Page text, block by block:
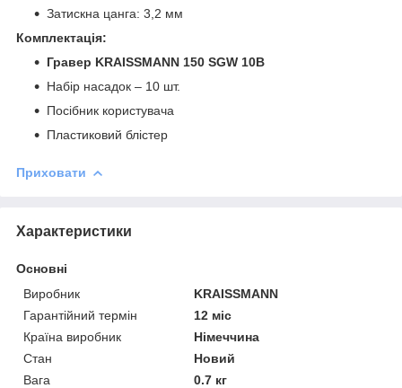
Затискна цанга: 3,2 мм
Комплектація:
Гравер KRAISSMANN 150 SGW 10B
Набір насадок – 10 шт.
Посібник користувача
Пластиковий блістер
Приховати
Характеристики
Основні
Виробник
KRAISSMANN
Гарантійний термін
12 міс
Країна виробник
Німеччина
Стан
Новий
Вага
0.7 кг